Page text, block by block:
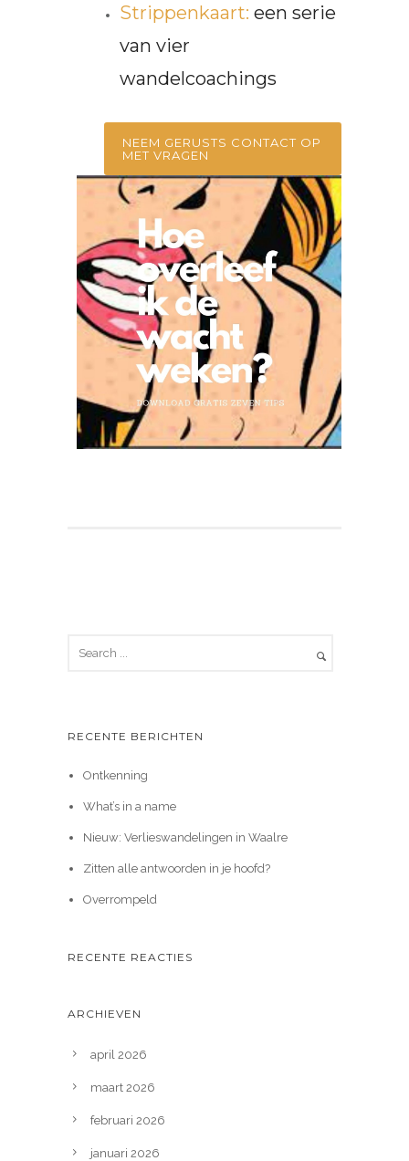
Strippenkaart: een serie
van vier
wandelcoachings
NEEM GERUSTS CONTACT OP
MET VRAGEN
RECENTE BERICHTEN
Ontkenning
What’s in a name
Nieuw: Verlieswandelingen in Waalre
Zitten alle antwoorden in je hoofd?
Overrompeld
RECENTE REACTIES
ARCHIEVEN
april 2026
maart 2026
februari 2026
januari 2026